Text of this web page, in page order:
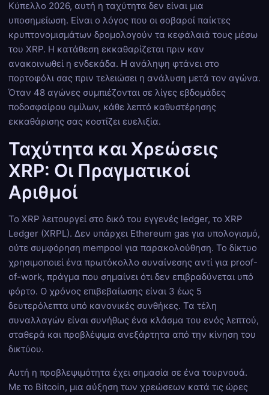
Κύπελλο 2026, αυτή η ταχύτητα δεν είναι μια
υποσημείωση. Είναι ο λόγος που οι σοβαροί παίκτες
κρυπτονομισμάτων δρομολογούν τα κεφάλαιά τους μέσω
του XRP. Η κατάθεση εκκαθαρίζεται πριν καν
ανακοινωθεί η ενδεκάδα. Η ανάληψη φτάνει στο
πορτοφόλι σας πριν τελειώσει η ανάλυση μετά τον αγώνα.
Όταν 48 αγώνες συμπιέζονται σε λίγες εβδομάδες
ποδοσφαίρου ομίλων, κάθε λεπτό καθυστέρησης
εκκαθάρισης σας κοστίζει ευελιξία.
Ταχύτητα και Χρεώσεις
XRP: Οι Πραγματικοί
Αριθμοί
Το XRP λειτουργεί στο δικό του εγγενές ledger, το XRP
Ledger (XRPL). Δεν υπάρχει Ethereum gas για υπολογισμό,
ούτε συμφόρηση mempool για παρακολούθηση. Το δίκτυο
χρησιμοποιεί ένα πρωτόκολλο συναίνεσης αντί για proof-
of-work, πράγμα που σημαίνει ότι δεν επιβραδύνεται υπό
φόρτο. Ο χρόνος επιβεβαίωσης είναι 3 έως 5
δευτερόλεπτα υπό κανονικές συνθήκες. Τα τέλη
συναλλαγών είναι συνήθως ένα κλάσμα του ενός λεπτού,
σταθερά και προβλέψιμα ανεξάρτητα από την κίνηση του
δικτύου.
Αυτή η προβλεψιμότητα έχει σημασία σε ένα τουρνουά.
Με το Bitcoin, μια αύξηση των χρεώσεων κατά τις ώρες